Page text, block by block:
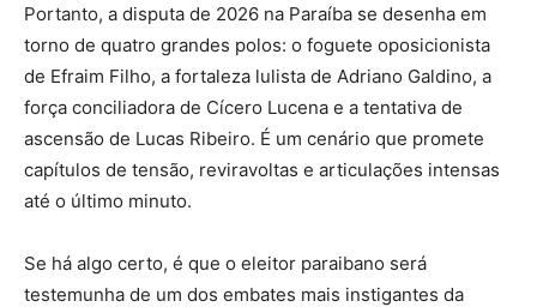
Portanto, a disputa de 2026 na Paraíba se desenha em
torno de quatro grandes polos: o foguete oposicionista
de Efraim Filho, a fortaleza lulista de Adriano Galdino, a
força conciliadora de Cícero Lucena e a tentativa de
ascensão de Lucas Ribeiro. É um cenário que promete
capítulos de tensão, reviravoltas e articulações intensas
até o último minuto.
Se há algo certo, é que o eleitor paraibano será
testemunha de um dos embates mais instigantes da